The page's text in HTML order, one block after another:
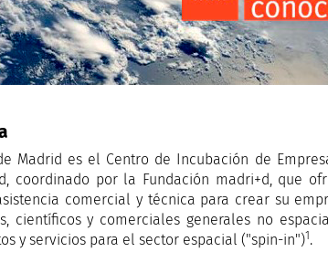
Madrid es el Centro de Incubación de
coordinado por la Fundación madri+d, que
comercial y técnica para crear su
científicos y comerciales generales no
y servicios para el sector espacial ("spin-in")1.